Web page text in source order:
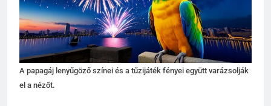
A papagáj lenyűgöző színei és a tűzijáték fényei együtt varázsolják
el a nézőt.